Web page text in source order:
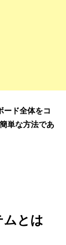
ード全体をコ
単な方法であ
ムとは